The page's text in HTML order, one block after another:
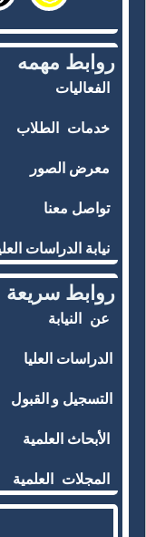
روابط مهمه
الفعاليات
خدمات الطلاب
معرض الصور
تواصل معنا
نيابة الدراسات
روابط سريعة
عن النيابة
الدراسات العليا
التسجيل و القبول
الأبحاث العلمية
المجلات العلمية